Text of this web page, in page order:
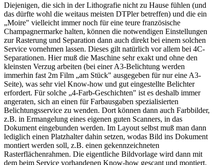
Diejenigen, die sich in der Lithografie nicht zu Hause fühlen (und
das dürfte wohl die weitaus meisten DTPler betreffen) und die ein
„Moire" vielleicht immer noch für eine teure französische
Champagnermarke halten, können die notwendigen Einstellungen
zur Rasterung und Separation dann auch direkt bei einem solchen
Service vornehmen lassen. Dieses gilt natürlich vor allem bei 4C-
Separationen. Hier muß die Maschine sehr exakt und ohne den
kleinsten Verzug arbeiten (bei einer A3-Belichtung werden
immerhin fast 2m Film „am Stück" ausgegeben für nur eine A3-
Seite), was sehr viel Know-how und gut eingestellte Belichter
erfordert. Für solche „4-Farb-Geschichten" ist es deshalb immer
angeraten, sich an einen für Farbausgaben spezialisierten
Belichtungsservice zu wenden. Dort können dann auch Farbbilder,
z.B. in Ermangelung eines eigenen guten Scanners, in das
Dokument eingebunden werden. Im Layout selbst muß man dann
lediglich einen Platzhalter dahin setzen, wodas Bild ins Dokument
montiert werden soll, z.B. einen gekennzeichneten
Rasterflächenrahmen. Die eigentliche Bildvorlage wird dann mit
dem beim Service vorhandenen Know-how gescant und montiert.